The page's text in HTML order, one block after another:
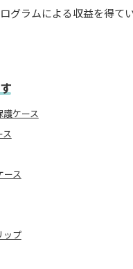
グラムによる収益を得て
ケース
ース
ップ